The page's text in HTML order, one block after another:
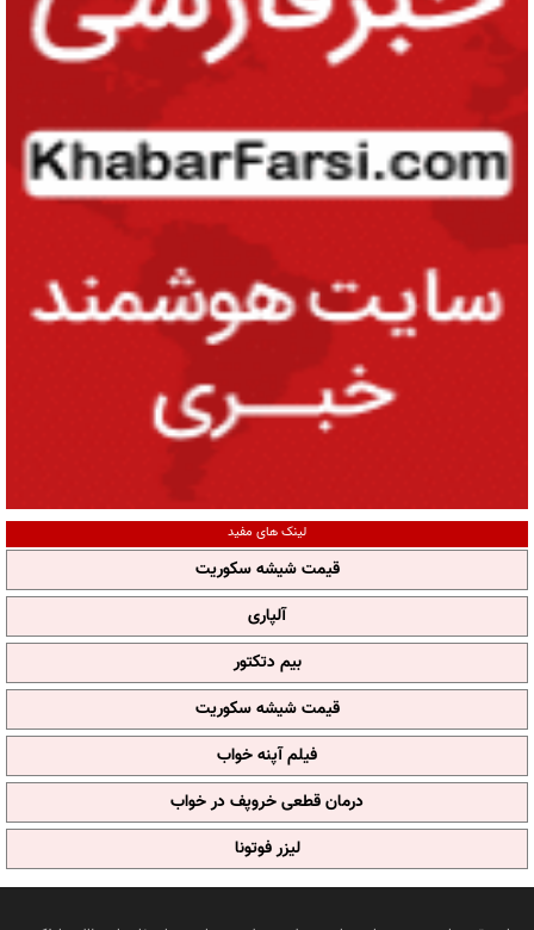
لینک های مفید
قیمت شیشه سکوریت
آلپاری
بیم دتکتور
قیمت شیشه سکوریت
فیلم آپنه خواب
درمان قطعی خروپف در خواب
لیزر فوتونا